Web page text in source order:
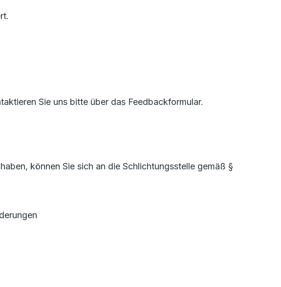
Sie uns bitte über das Feedbackformular.
können Sie sich an die Schlichtungsstelle gemäß §